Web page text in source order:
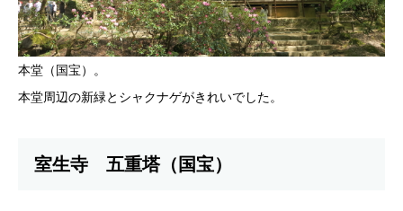
本堂（国宝）。
本堂周辺の新緑とシャクナゲがきれいでした。
室生寺 五重塔（国宝）